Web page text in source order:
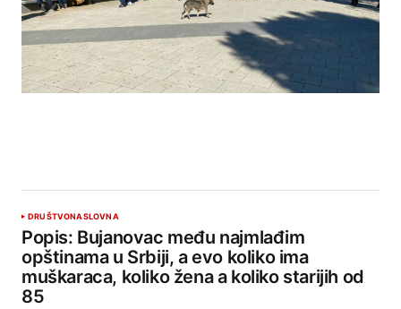
DRUŠTVONASLOVNA
Popis: Bujanovac među najmlađim
opštinama u Srbiji, a evo koliko ima
muškaraca, koliko žena a koliko starijih od
85